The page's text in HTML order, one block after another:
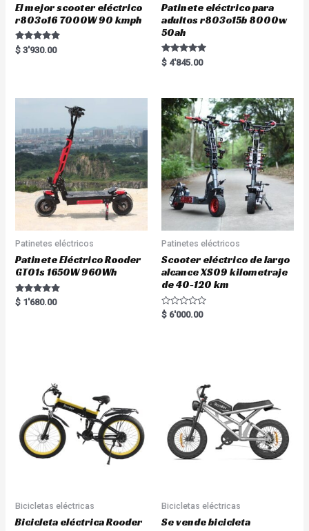
El mejor scooter eléctrico
r803o16 7000W 90 kmph
Rated
5.00
$ 3'930.00
Patinete eléctrico para
adultos r803o15b 8000w
50ah
Rated
5.00
$ 4'845.00
Patinetes eléctricos
Patinete Eléctrico Rooder
GT01s 1650W 960Wh
Rated
5.00
$ 1'680.00
Patinetes eléctricos
Scooter eléctrico de largo
alcance XS09 kilometraje
de 40-120 km
R
a
$ 6'000.00
Bicicletas eléctricas
Bicicleta eléctrica Rooder
Bicicletas eléctricas
Se vende bicicleta